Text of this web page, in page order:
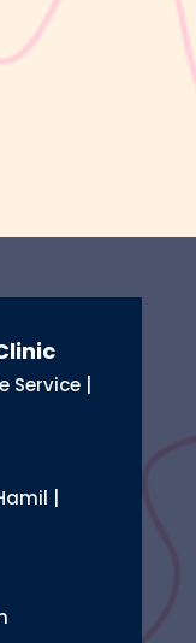
Service |
|